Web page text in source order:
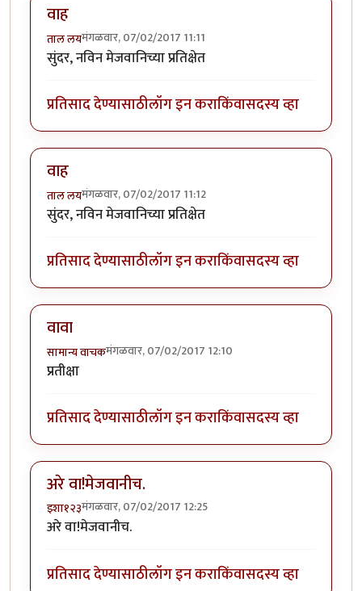
वाह
ताल लयमंगळवार, 07/02/2017 11:11
सुंदर, नविन मेजवानिच्या प्रतिक्षेत
प्रतिसाद देण्यासाठीलॉग इन कराकिंवासदस्य व्हा
वाह
ताल लयमंगळवार, 07/02/2017 11:12
सुंदर, नविन मेजवानिच्या प्रतिक्षेत
प्रतिसाद देण्यासाठीलॉग इन कराकिंवासदस्य व्हा
वावा
सामान्य वाचकमंगळवार, 07/02/2017 12:10
प्रतीक्षा
प्रतिसाद देण्यासाठीलॉग इन कराकिंवासदस्य व्हा
अरे वा!मेजवानीच.
इशा१२३मंगळवार, 07/02/2017 12:25
अरे वा!मेजवानीच.
प्रतिसाद देण्यासाठीलॉग इन कराकिंवासदस्य व्हा